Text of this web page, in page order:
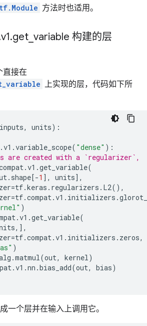
tf.Module 方法时也适用。
v1.get variable 构建的层
直接在
上实现的层，代码如下所
inputs, units):
.v1 .variable_scope( "dense" ):
are created with a `regularizer`,
.v1 .get_variable(
. shape[-1 ], units],
=tf.keras . regularizers . L2(),
=tf.compat.v1 . initializers .
)
.v1 .get_variable(
,],
=tf.compat.v1 . initializers . zeros,
)
.matmul(out, kernel)
.v1 .nn .bias_add(out, bias)
一个层并在输入上调用它。